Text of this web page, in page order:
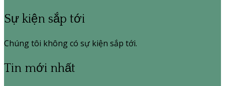
Sự kiện sắp tới
Chúng tôi không có sự kiện sắp tới.
Tin mới nhất